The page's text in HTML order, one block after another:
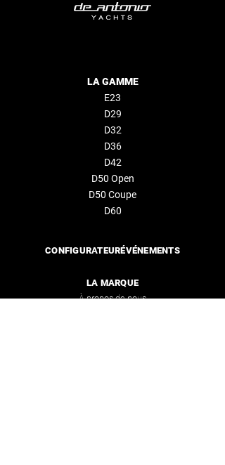
LA GAMME
E23
D29
D32
D36
D42
D50 Open
D50 Coupe
D60
CONFIGURATEURÉVÉNEMENTS
LA MARQUE
À propos de nous